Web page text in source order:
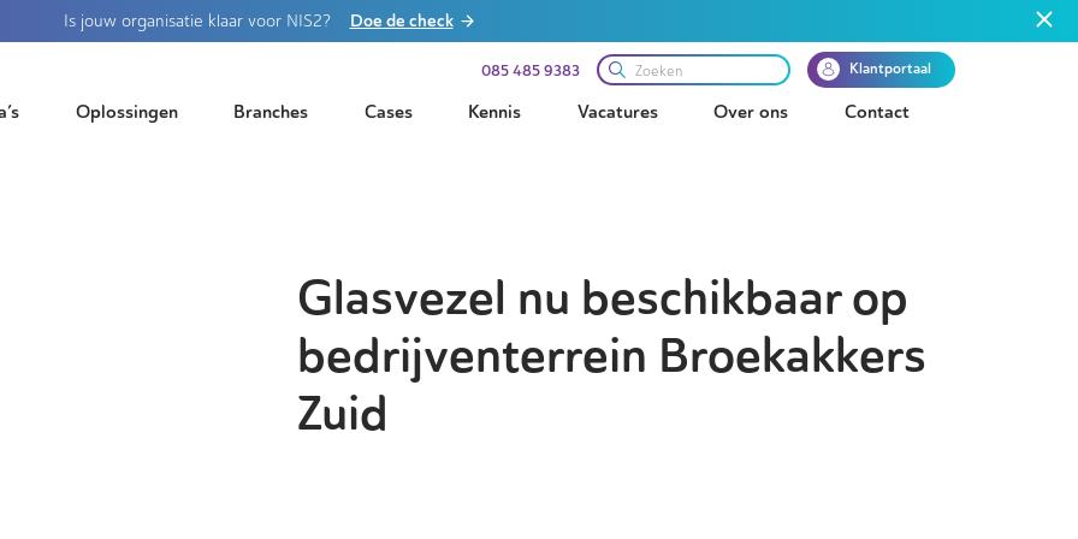
Is jouw organisatie klaar voor NIS2? Doe de check
085 485 9383 Klantportaal
Oplossingen Branches Cases Kennis Vacatures Over ons Contact
Glasvezel nu beschikbaar op
bedrijventerrein Broekakkers
Zuid